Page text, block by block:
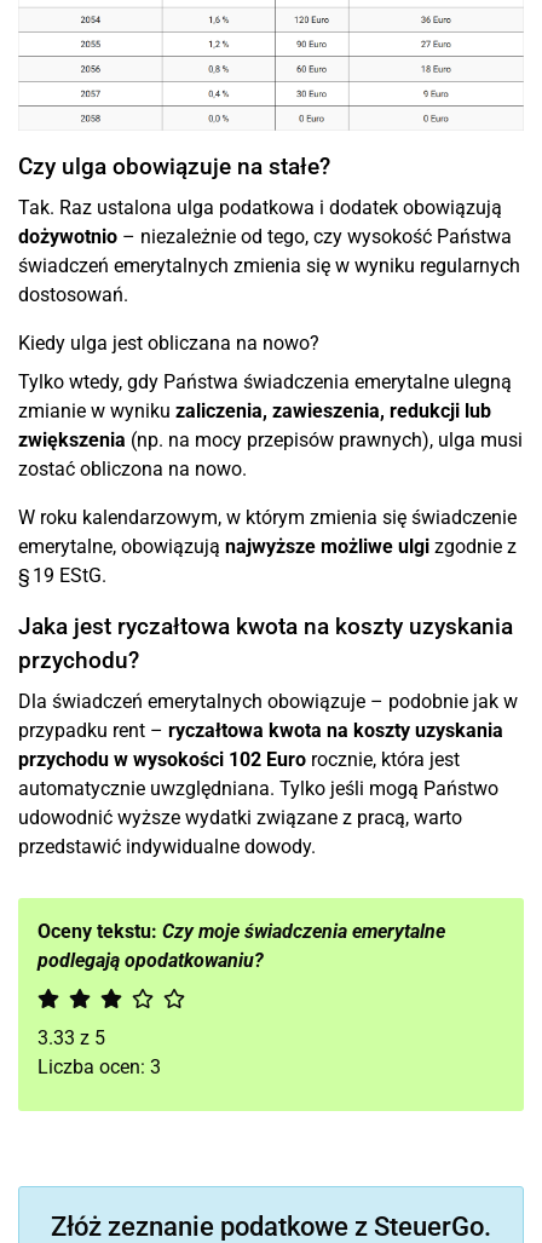
Czy ulga obowiązuje na stałe?
Tak. Raz ustalona ulga podatkowa i dodatek obowiązują
dożywotnio – niezależnie od tego, czy wysokość Państwa
świadczeń emerytalnych zmienia się w wyniku regularnych
dostosowań.
Kiedy ulga jest obliczana na nowo?
Tylko wtedy, gdy Państwa świadczenia emerytalne ulegną
zmianie w wyniku zaliczenia, zawieszenia, redukcji lub
zwiększenia (np. na mocy przepisów prawnych), ulga musi
zostać obliczona na nowo.
W roku kalendarzowym, w którym zmienia się świadczenie
emerytalne, obowiązują najwyższe możliwe ulgi zgodnie z
§ 19 EStG.
Jaka jest ryczałtowa kwota na koszty uzyskania
przychodu?
Dla świadczeń emerytalnych obowiązuje – podobnie jak w
przypadku rent – ryczałtowa kwota na koszty uzyskania
przychodu w wysokości 102 Euro rocznie, która jest
automatycznie uwzględniana. Tylko jeśli mogą Państwo
udowodnić wyższe wydatki związane z pracą, warto
przedstawić indywidualne dowody.
Oceny tekstu: Czy moje świadczenia emerytalne
podlegają opodatkowaniu?
3.33 z 5
Liczba ocen: 3
Złóż zeznanie podatkowe z SteuerGo.